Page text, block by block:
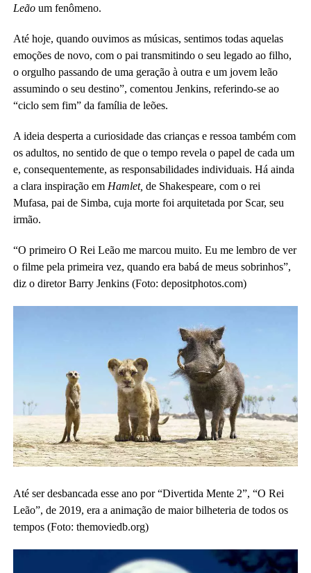
Leãoum fenômeno.
Até hoje, quando ouvimos as músicas, sentimos todas aquelas
emoções de novo, com o pai transmitindo o seu legado ao filho,
o orgulho passando de uma geração à outra e um jovem leão
assumindo o seu destino”, comentou Jenkins, referindo-se ao
“ciclo sem fim” da família de leões.
A ideia desperta a curiosidade das crianças e ressoa também com
os adultos, no sentido de que o tempo revela o papel de cada um
e, consequentemente, as responsabilidades individuais. Há ainda
a clara inspiração em Hamlet, de Shakespeare, com o rei
Mufasa, pai de Simba, cuja morte foi arquitetada por Scar, seu
irmão.
“O primeiro O Rei Leão me marcou muito. Eu me lembro de ver
o filme pela primeira vez, quando era babá de meus sobrinhos”,
diz o diretor Barry Jenkins (Foto: depositphotos.com)
Até ser desbancada esse ano por “Divertida Mente 2”, “O Rei
Leão”, de 2019, era a animação de maior bilheteria de todos os
tempos (Foto: themoviedb.org)